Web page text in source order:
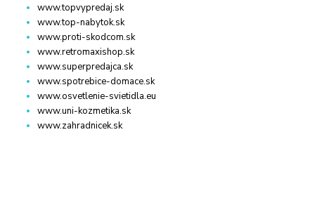
www.topvypredaj.sk
www.top-nabytok.sk
www.proti-skodcom.sk
www.retromaxishop.sk
www.superpredajca.sk
www.spotrebice-domace.sk
www.osvetlenie-svietidla.eu
www.uni-kozmetika.sk
www.zahradnicek.sk